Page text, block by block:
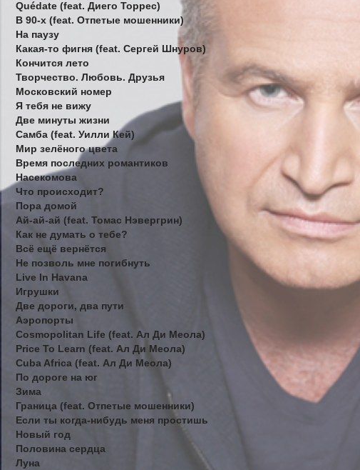
Quédate (feat. Диего Торрес)
В 90-х (feat. Отпетые мошенники)
На паузу
Какая-то фигня (feat. Сергей Шнуров)
Кончится лето
Творчество. Любовь. Друзья
Московский номер
Я тебя не вижу
Две минуты жизни
Самба (feat. Уилли Кей)
Мир зелёного цвета
Время последних романтиков
Насекомова
Что происходит?
Пора домой
Ай-ай-ай (feat. Томас Нэвергрин)
Как не думать о тебе?
Всё ещё вернётся
Не позволь мне погибнуть
Live In Havana
Игрушки
Две дороги, два пути
Аэропорты
Cosmopolitan Life (feat. Ал Ди Меола)
Price To Learn (feat. Ал Ди Меола)
Cuba Africa (feat. Ал Ди Меола)
По дороге на юг
Зима
Граница (feat. Отпетые мошенники)
Если ты когда-нибудь меня простишь
Новый год
Половина сердца
Луна